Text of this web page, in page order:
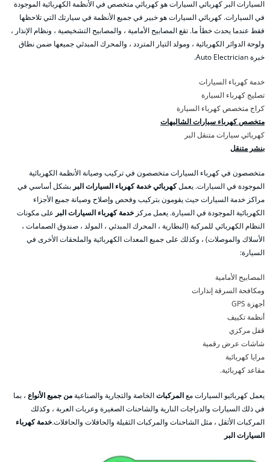
السيارات البر كهربائي السيارات هو كهربائي متخصص في الأنظمة الكهربائية الموجودة
في السيارات. كهربائي السيارات هو خبير في جميع الأنظمة في سيارتك التي تلاحظها
فقط عندما يحدث خطأ ما. تقع المصابيح الأمامية ، والمصابيح التشخيصية ، ونظام الإنذار ،
ولوحة الدوائر الكهربائية ، ومولد التيار المتردد ، والمحرك المبدئي جميعها ضمن نطاق
خبرة Auto Electrician.
خدمة كهرباء السيارات
تصليج كهرباء السيارة
كراج متخصص كهرباء السيارة
متخصص كهرباء سيارات الشاليهات
كهربائي سيارات متنقل البر
بنشر متنقل
متخصصون في كهرباء السيارات متخصصون في تركيب وصيانة الأنظمة الكهربائية
الموجودة في السيارات. يعملكهربائي خدمة كهرباء السيارات البر بشكل أساسي في
مراكز خدمة السيارات حيث يقومون بتركيب وفحص وإصلاح وصيانة جميع الأجزاء
الكهربائية الموجودة في السيارة. يعمل مركز خدمة كهرباء السيارات البر على مكونات
النظام الكهربائي للمركبة (البطارية ، المحرك المبدئي ، المولد ، صندوق الصمامات ،
الأسلاك والموصلات) ، وكذلك على جميع المعدات الكهربائية والملحقات الأخرى في
السيارة:
المصابيح الأمامية
ومكافحة السرقة إنذارات
أجهزة GPS
أنظمة تكييف
قفل مركزي
شاشات عرض رقمية
مرايا كهربائية
مقاعد كهربائية.
يعمل كهربائيو السيارات معالمركباتالخاصة والتجارية والصناعيةمن جميع الأنواع ، بما
في ذلك السيارات والدراجات النارية والشاحنات الصغيرة وعربات العربة ، وكذلك
المركبات الأثقل ، مثل الشاحنات والمركبات الثقيلة والحافلات والحافلات.خدمة كهرباء
السيارات البر